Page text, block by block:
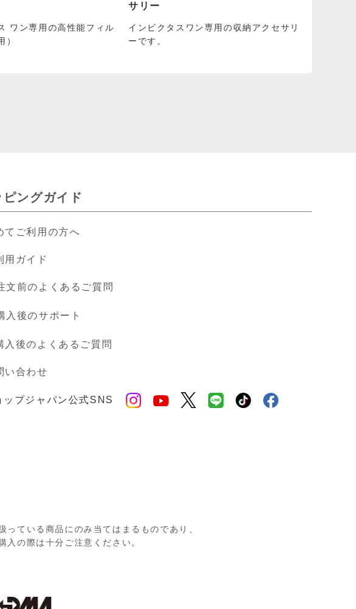
ワン専用の高性能フィル
）
サリー
インビクタスワン専用の収納アクセサリ
ーです。
ピングガイド
てご利用の方へ
用ガイド
文前のよくあるご質問
入後のサポート
入後のよくあるご質問
い合わせ
ップジャパン公式SNS
ている商品にのみ当てはまるものであり、
の際は十分ご注意ください。